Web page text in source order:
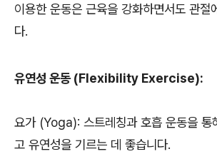
이용한 운동은 근육을 강화하면서도 관절
다.
유연성 운동 (Flexibility Exercise):
요가 (Yoga): 스트레칭과 호흡 운동을 통
고 유연성을 기르는 데 좋습니다.